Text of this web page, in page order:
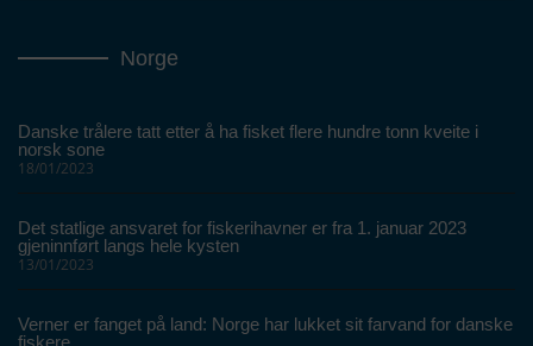
Norge
Danske trålere tatt etter å ha fisket flere hundre tonn kveite i
norsk sone
18/01/2023
Det statlige ansvaret for fiskerihavner er fra 1. januar 2023
gjeninnført langs hele kysten
13/01/2023
Verner er fanget på land: Norge har lukket sit farvand for danske